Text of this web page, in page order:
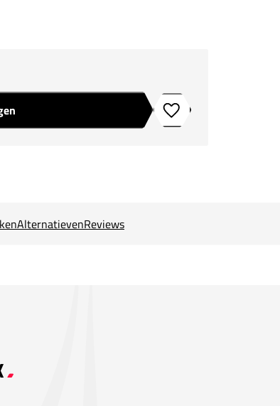
Toevoegen aan verlanglijstje
AlternatievenReviews